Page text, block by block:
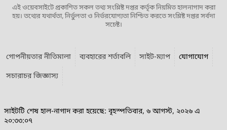
এই ওয়েবসাইটে প্রকাশিত সকল তথ্য সংশ্লিষ্ট দপ্তর কর্তৃক নিয়মিত হালনাগাদ করা
হয়। তথ্যের যথার্থতা, নির্ভুলতা ও নির্ভরযোগ্যতা নিশ্চিত করতে সংশ্লিষ্ট দপ্তর সর্বদা
সচেষ্ট।
গোপনীয়তার নীতিমালা ব্যবহারের শর্তাবলি সাইট-ম্যাপ
যোগাযোগ
সচারাচর জিজ্ঞাস্য
সাইটটি শেষ হাল-নাগাদ করা হয়েছে: বৃহস্পতিবার, ৬ আগস্ট, ২০২৬ এ
২০:৩৩:০৭